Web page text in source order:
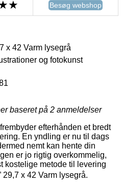
Besøg webshop
x 42 Varm lysegrå
og fotokunst
baseret på 2 anmeldelser
efterhånden et bredt
En yndling er nu til dags
nemt kan hente din
er jo rigtig overkommelig,
kostelige metode til levering
29,7 x 42 Varm lysegrå.